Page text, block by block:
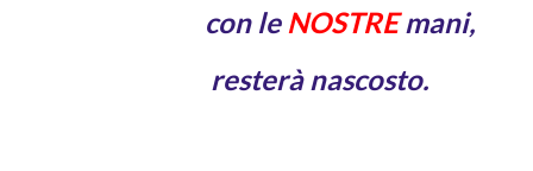
con le NOSTREmani,
resterà nascosto.